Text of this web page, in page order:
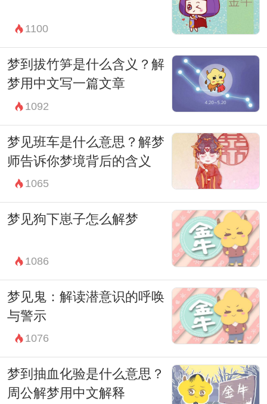
我们内心深处一种无声的呼唤，是对于某种
情感、经历或者生活状态的一种反映和思
考。通过理解和分析梦境，我们可以更深入
地了解和认识自己，进而在现实生活中更加
积极地面对和处理各种挑战和变化。
因此，当我们遇到类似的梦境时，不妨停下
来，反思内心深处可能存在的情绪和思绪。
通过与梦境对话，我们或许能够找到更多关
地迎接每一个新的日子。
梦见挖坑埋死鸡，或许只是生命长河中的一
小段旅程，而真正重要的是我们如何从中学
习、成长，并持续地向前迈进。
1100
梦到拔竹笋是什么含义？解
梦用中文写一篇文章
1092
梦见班车是什么意思？解梦
师告诉你梦境背后的含义
1065
梦见狗下崽子怎么解梦
1086
梦见鬼：解读潜意识的呼唤
与警示
1076
梦到抽血化验是什么意思？
周公解梦用中文解释